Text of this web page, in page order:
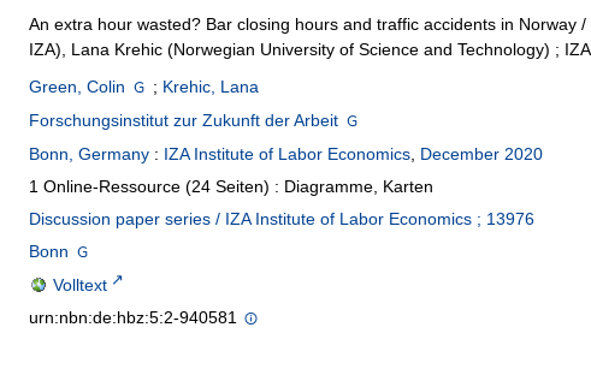
An extra hour wasted? Bar closing hours and traffic accidents in Norway
IZA), Lana Krehic (Norwegian University of Science and Technology) ;
Green, Colin ; Krehic, Lana
Forschungsinstitut zur Zukunft der Arbeit
Bonn, Germany : IZA Institute of Labor Economics, December 2020
1 Online-Ressource (24 Seiten) : Diagramme, Karten
Discussion paper series / IZA Institute of Labor Economics ; 13976
Bonn
Volltext
urn:nbn:de:hbz:5:2-940581